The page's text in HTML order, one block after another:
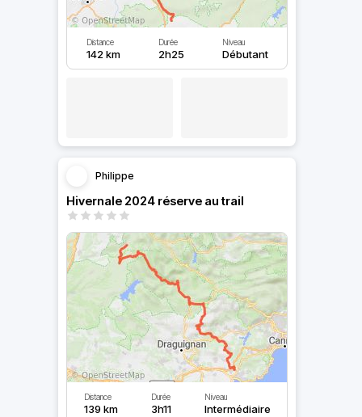
Distance
142 km
Durée
2h25
Niveau
Débutant
Philippe
Hivernale 2024 réserve au trail
Distance
139 km
Durée
3h11
Niveau
Intermédiaire